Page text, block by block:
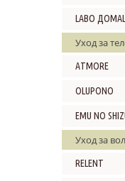
LABO
Уход за
ATMORE
OLUPONO
EMU NO
Уход за
RELENT